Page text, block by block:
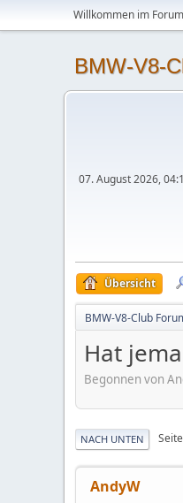
Willkommen im
BMW-V8-
07. August 2026,
Übersicht
BMW-V8-Club
Hat
Begonnen von
NACH UNTEN
AndyW